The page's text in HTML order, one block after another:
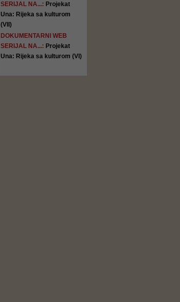
SERIJAL NA...: Projekat
Una: Rijeka sa kulturom
(VII)
DOKUMENTARNI WEB
SERIJAL NA...: Projekat
Una: Rijeka sa kulturom (VI)